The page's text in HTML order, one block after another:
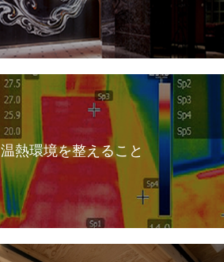
温熱環境を整えること